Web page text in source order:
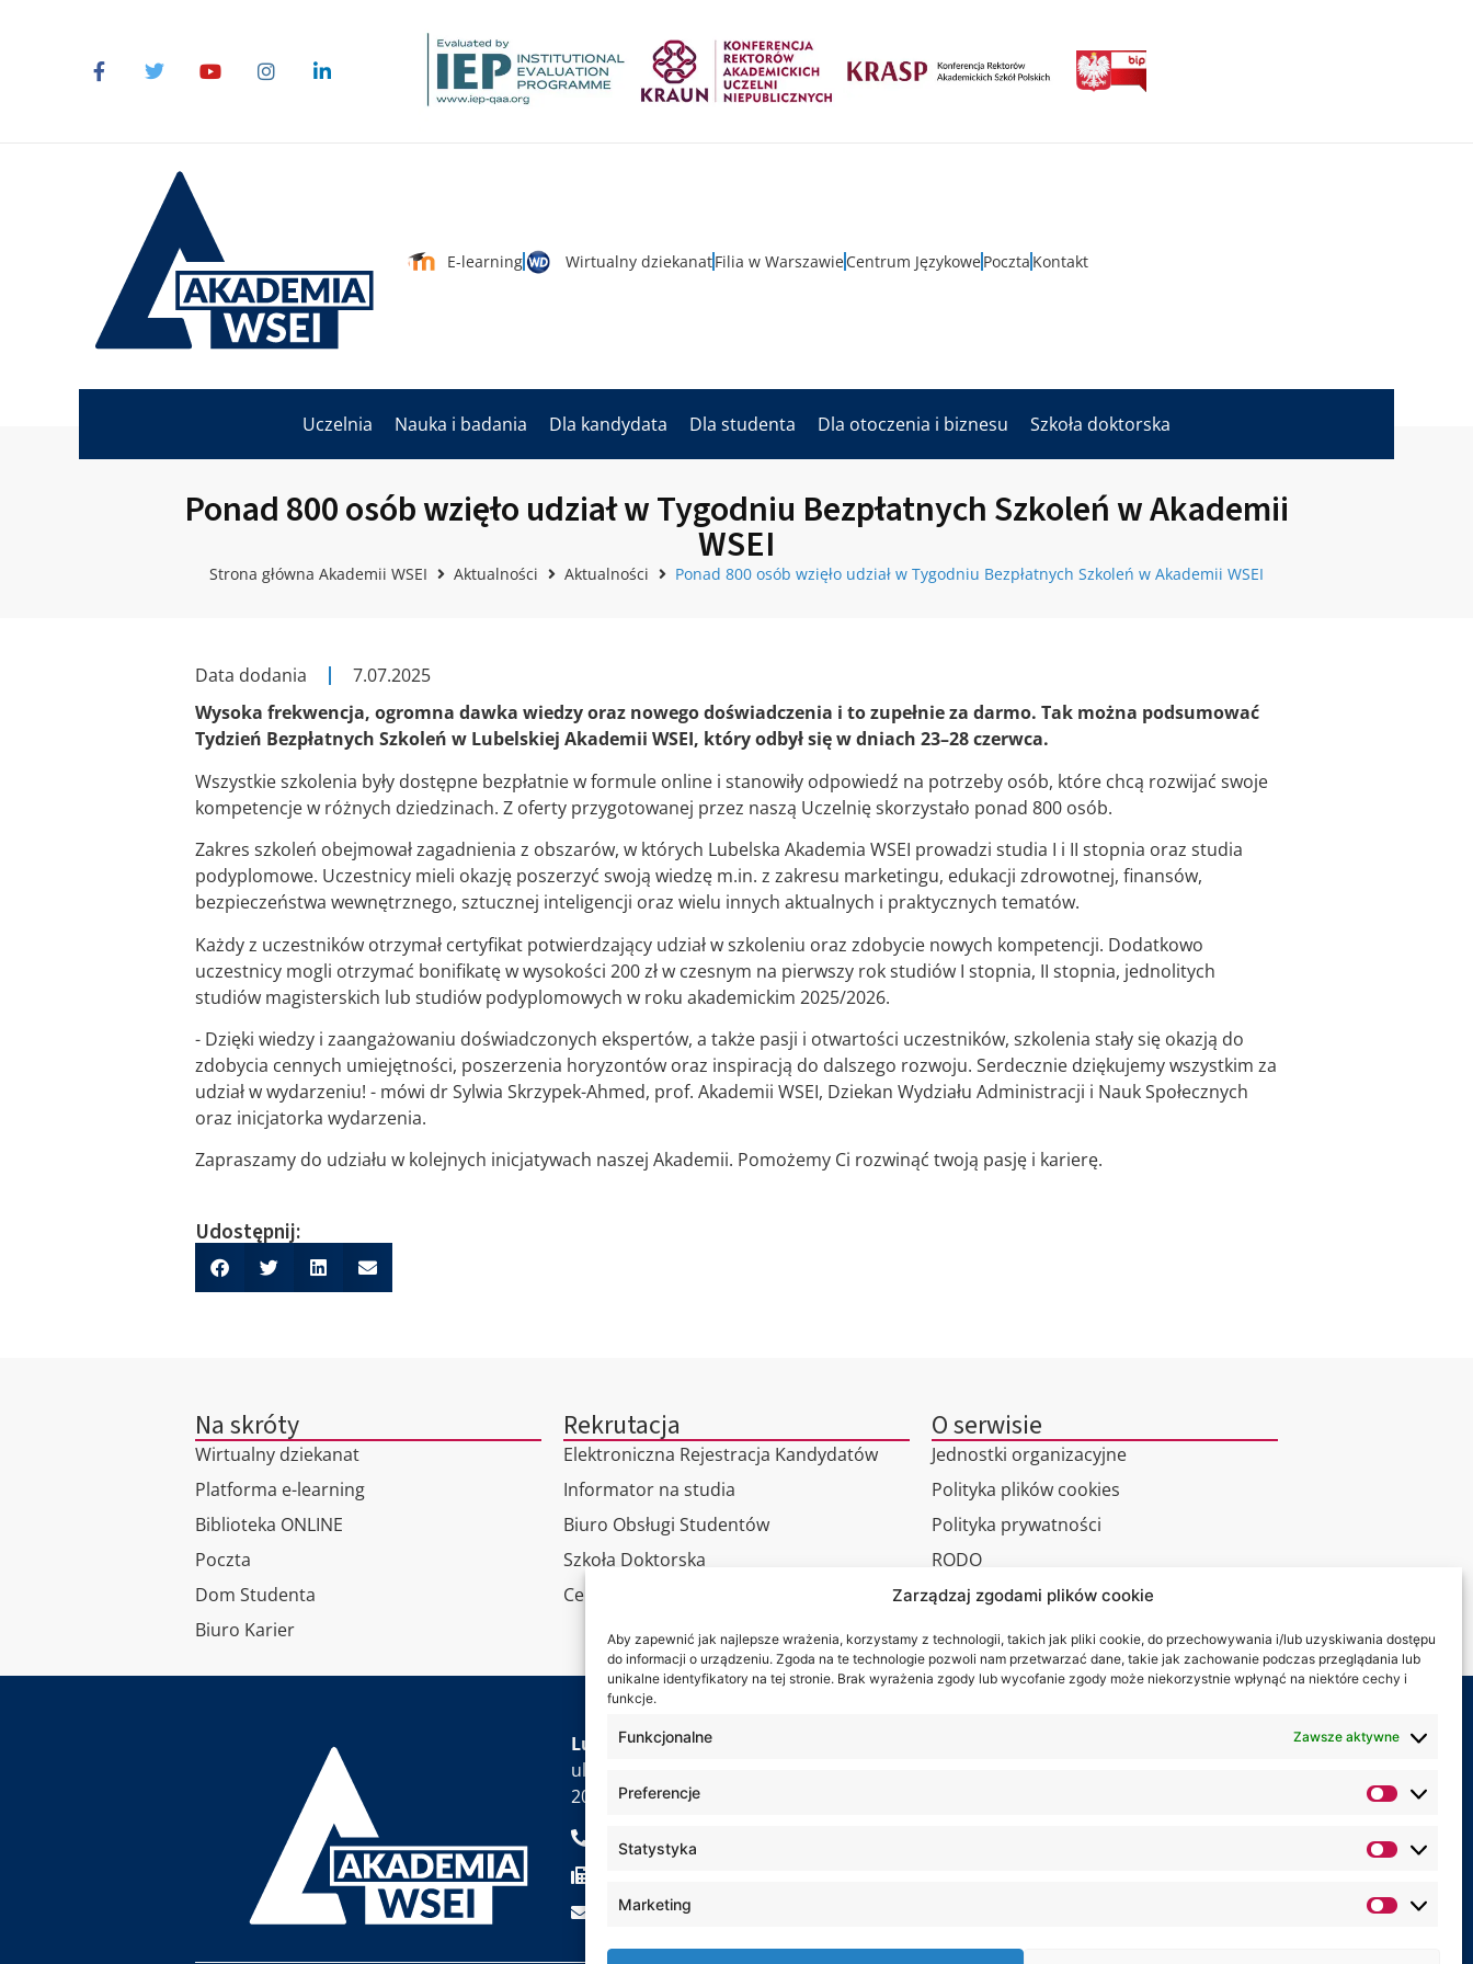
Zarządzaj zgodami plików cookie
Aby zapewnić jak najlepsze wrażenia, korzystamy z technologii, takich jak pliki cookie, do przechowywania i/lub uzyskiwania dostępu
do informacji o urządzeniu. Zgoda na te technologie pozwoli nam przetwarzać dane, takie jak zachowanie podczas przeglądania lub
unikalne identyfikatory na tej stronie. Brak wyrażenia zgody lub wycofanie zgody może niekorzystnie wpłynąć na niektóre cechy i
funkcje.
Funkcjonalne Zawsze aktywne
Preferencje
Statystyka
Marketing
E-learning Wirtualny dziekanatFilia w WarszawieCentrum JęzykowePoczta Kontakt
Uczelnia Nauka i badania Dla kandydata Dla studenta Dla otoczenia i biznesu Szkoła doktorska
Ponad 800 osób wzięło udział w Tygodniu Bezpłatnych Szkoleń w Akademii
WSEI
Strona główna Akademii WSEI Aktualności Aktualności Ponad 800 osób wzięło udział w Tygodniu Bezpłatnych Szkoleń w Akademii WSEI
Data dodania
7.07.2025
Wysoka frekwencja, ogromna dawka wiedzy oraz nowego doświadczenia i to zupełnie za darmo. Tak można podsumować
Tydzień Bezpłatnych Szkoleń w Lubelskiej Akademii WSEI, który odbył się w dniach 23–28 czerwca.
Wszystkie szkolenia były dostępne bezpłatnie w formule online i stanowiły odpowiedź na potrzeby osób, które chcą rozwijać swoje
kompetencje w różnych dziedzinach. Z oferty przygotowanej przez naszą Uczelnię skorzystało ponad 800 osób.
Zakres szkoleń obejmował zagadnienia z obszarów, w których Lubelska Akademia WSEI prowadzi studia I i II stopnia oraz studia
podyplomowe. Uczestnicy mieli okazję poszerzyć swoją wiedzę m.in. z zakresu marketingu, edukacji zdrowotnej, finansów,
bezpieczeństwa wewnętrznego, sztucznej inteligencji oraz wielu innych aktualnych i praktycznych tematów.
Każdy z uczestników otrzymał certyfikat potwierdzający udział w szkoleniu oraz zdobycie nowych kompetencji. Dodatkowo
uczestnicy mogli otrzymać bonifikatę w wysokości 200 zł w czesnym na pierwszy rok studiów I stopnia, II stopnia, jednolitych
studiów magisterskich lub studiów podyplomowych w roku akademickim 2025/2026.
- Dzięki wiedzy i zaangażowaniu doświadczonych ekspertów, a także pasji i otwartości uczestników, szkolenia stały się okazją do
zdobycia cennych umiejętności, poszerzenia horyzontów oraz inspiracją do dalszego rozwoju. Serdecznie dziękujemy wszystkim za
udział w wydarzeniu! - mówi dr Sylwia Skrzypek-Ahmed, prof. Akademii WSEI, Dziekan Wydziału Administracji i Nauk Społecznych
oraz inicjatorka wydarzenia.
Zapraszamy do udziału w kolejnych inicjatywach naszej Akademii. Pomożemy Ci rozwinąć twoją pasję i karierę.
Udostępnij:
Na skróty
Wirtualny dziekanat
Platforma e-learning
Biblioteka ONLINE
Poczta
Dom Studenta
Biuro Karier
Rekrutacja
Elektroniczna Rejestracja Kandydatów
Informator na studia
Biuro Obsługi Studentów
Szkoła Doktorska
Centrum Studiów Podyplomowych
O serwisie
Jednostki organizacyjne
Polityka plików cookies
Polityka prywatności
RODO
Wirtualny spacer
Kontakt
Lubelska Akademia WSEI
ul. Projektowa 4
20-209 Lublin
+48 81 749 17 70
kancelaria@wsei.pl